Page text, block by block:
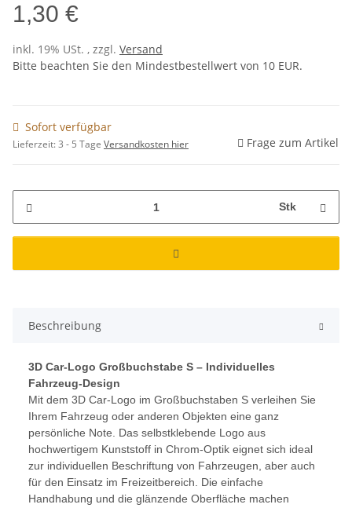
1,30 €
inkl. 19% USt. , zzgl. Versand
Bitte beachten Sie den Mindestbestellwert von 10 EUR.
Sofort verfügbar
Lieferzeit:3 - 5 Tage Versandkosten hier Frage zum Artikel
Stk
Beschreibung
3D Car-Logo Großbuchstabe S – Individuelles
Fahrzeug-Design
Mit dem 3D Car-Logo im Großbuchstaben S verleihen Sie
Ihrem Fahrzeug oder anderen Objekten eine ganz
persönliche Note. Das selbstklebende Logo aus
hochwertigem Kunststoff in Chrom-Optik eignet sich ideal
zur individuellen Beschriftung von Fahrzeugen, aber auch
für den Einsatz im Freizeitbereich. Die einfache
Handhabung und die glänzende Oberfläche machen